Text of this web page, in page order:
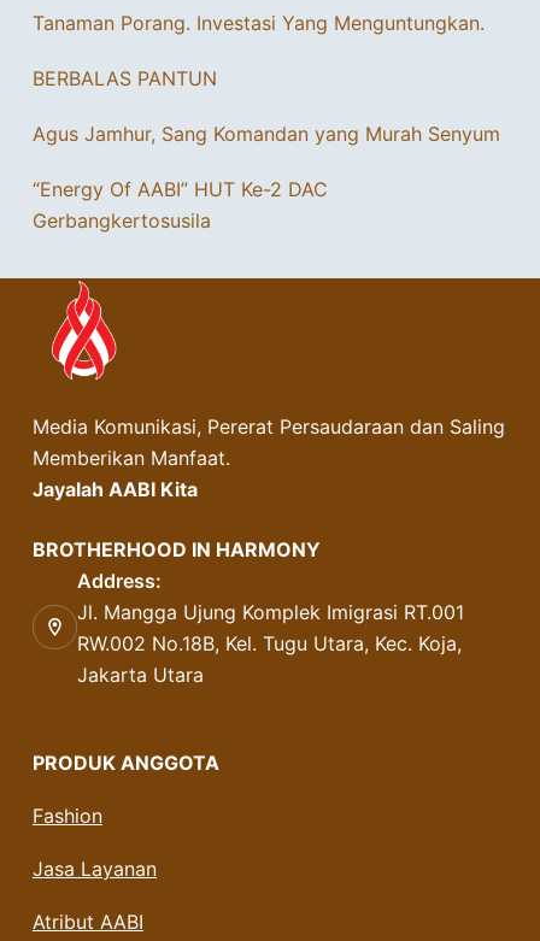
Tanaman Porang. Investasi Yang Menguntungkan.
BERBALAS PANTUN
Agus Jamhur, Sang Komandan yang Murah Senyum
“Energy Of AABI” HUT Ke-2 DAC
Gerbangkertosusila
Media Komunikasi, Pererat Persaudaraan dan Saling
Memberikan Manfaat.
Jayalah AABI Kita
BROTHERHOOD IN HARMONY
Address:
Jl. Mangga Ujung Komplek Imigrasi RT.001
RW.002 No.18B, Kel. Tugu Utara, Kec. Koja,
Jakarta Utara
PRODUK ANGGOTA
Fashion
Jasa Layanan
Atribut AABI